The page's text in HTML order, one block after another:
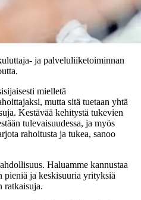
ja palveluliiketoiminnan
mielletä
mutta sitä tuetaan yhtä
Kestävää kehitystä tukevien
tulevaisuudessa, ja myös
rahoitusta ja tukea, sanoo
Haluamme kannustaa
ja keskisuuria yrityksiä
ratkaisuja.